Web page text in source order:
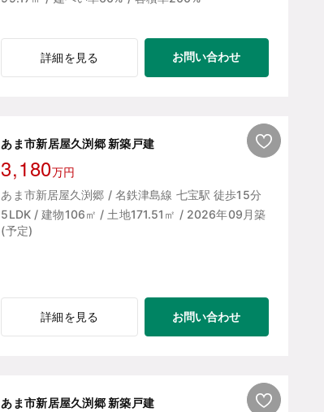
詳細を見る お問い合わせ
あま市新居屋久渕郷 新築戸建
3,180万円
あま市新居屋久渕郷 / 名鉄津島線 七宝駅 徒歩15分
5LDK / 建物106㎡ / 土地171.51㎡ / 2026年09月築
(予定)
詳細を見る お問い合わせ
あま市新居屋久渕郷 新築戸建